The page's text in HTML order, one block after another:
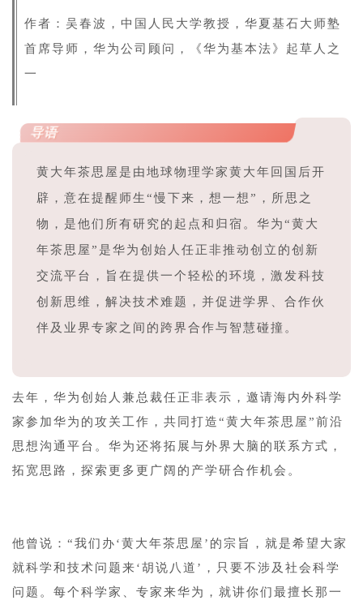
作者：吴春波，中国人民大学教授，华夏基石大师塾
首席导师，华为公司顾问，《华为基本法》起草人之
一
导语
黄大年茶思屋是由地球物理学家黄大年回国后开
辟，意在提醒师生“慢下来，想一想”，所思之
物，是他们所有研究的起点和归宿。 华为“黄大
年茶思屋” 是华为创始人任正非推动创立的创新
交流平台，旨在提供一个轻松的环境，激发科技
创新思维，解决技术难题，并促进学界、合作伙
伴及业界专家之间的跨界合作与智慧碰撞。
去年，华为创始人兼总裁任正非表示，邀请海内外科学
家参加华为的攻关工作，共同打造“黄大年茶思屋”前沿
思想沟通平台。华为还将拓展与外界大脑的联系方式，
拓宽思路，探索更多更广阔的产学研合作机会。
他曾说：“我们办‘黄大年茶思屋’的宗旨，就是希望大家
就科学和技术问题来‘胡说八道’，只要不涉及社会科学
问题。每个科学家、专家来华为，就讲你们最擅长那一